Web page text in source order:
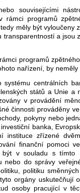
souvisejícími
rámci programů
měly být
transparentností a
programů
nařízení, by
systému centrálních
států a Unie
v provádění
činnosti prováděny
pokyny nebo
banka,
instituce zřízené
finanční pomoci
být v souladu s tímto
nebo do správy
politiku
orgány uskutečňují
osoby pracující v